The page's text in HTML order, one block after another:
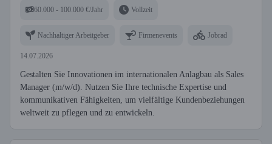
60.000 - 100.000 €/Jahr Vollzeit
Nachhaltiger Arbeitgeber Firmenevents Jobrad
14.07.2026
Gestalten Sie Innovationen im internationalen Anlagbau als Sales
Manager (m/w/d). Nutzen Sie Ihre technische Expertise und
kommunikativen Fähigkeiten, um vielfältige Kundenbeziehungen
weltweit zu pflegen und zu entwickeln.